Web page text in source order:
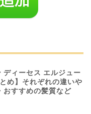
ディーセス エルジュー
め】それぞれの違いや
おすすめの髪質など